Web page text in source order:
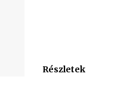
Részletek